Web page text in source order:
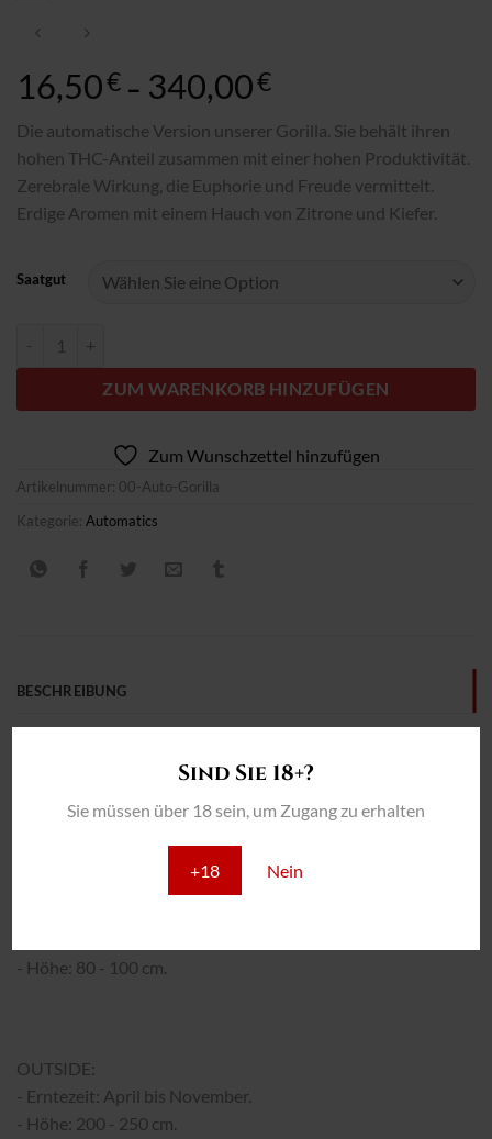
Sind Sie 18+?
Sie müssen über 18 sein, um Zugang zu erhalten
+18 Nein
16,50€ – 340,00€Preisspanne:
bis
340,00€
Die automatische Version unserer Gorilla. Sie behält ihren
hohen THC-Anteil zusammen mit einer hohen Produktivität.
Zerebrale Wirkung, die Euphorie und Freude vermittelt.
Erdige Aromen mit einem Hauch von Zitrone und Kiefer.
Saatgut
ZUM WARENKORB HINZUFÜGEN
Zum Wunschzettel hinzufügen
Artikelnummer: 00-Auto-Gorilla
Kategorie: Automatics
BESCHREIBUNG
- Höhe: 80 - 100 cm.
OUTSIDE:
- Erntezeit: April bis November.
- Höhe: 200 - 250 cm.